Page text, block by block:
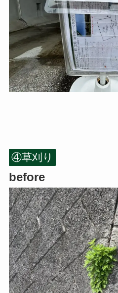
④草刈り
before